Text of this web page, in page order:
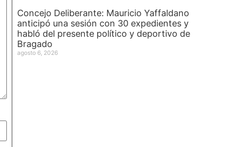
Concejo Deliberante: Mauricio Yaffaldano
anticipó una sesión con 30 expedientes y
habló del presente político y deportivo de
Bragado
agosto 6, 2026